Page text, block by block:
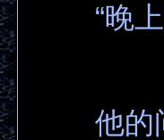
“晚上
他的问